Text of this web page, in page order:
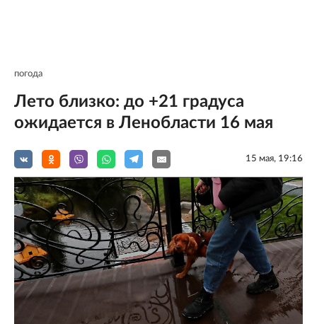
погода
Лето близко: до +21 градуса
ожидается в Ленобласти 16 мая
15 мая, 19:16